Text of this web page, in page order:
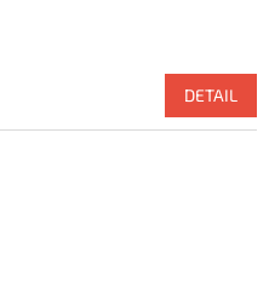
DETAIL